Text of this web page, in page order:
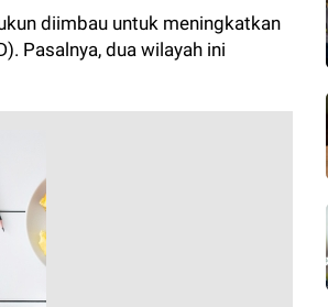
diimbau untuk meningkatkan
Pasalnya, dua wilayah ini